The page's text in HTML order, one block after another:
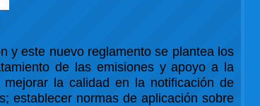
y este nuevo reglamento se plantea los
de las emisiones y apoyo a la
la calidad en la notificación de
establecer normas de aplicación sobre